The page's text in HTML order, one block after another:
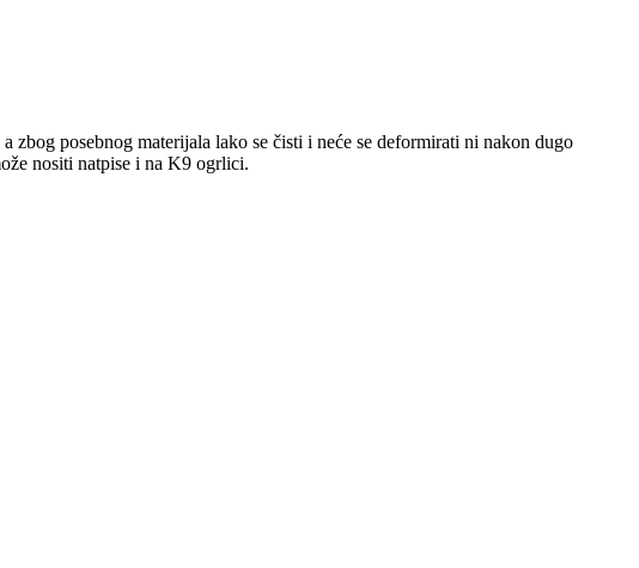
zbog posebnog materijala lako se čisti i neće se deformirati ni nakon dugo
nositi natpise i na K9 ogrlici.